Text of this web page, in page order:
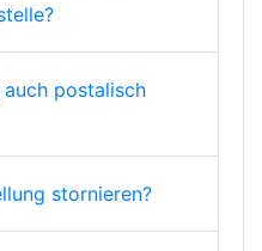
postalisch
stornieren?